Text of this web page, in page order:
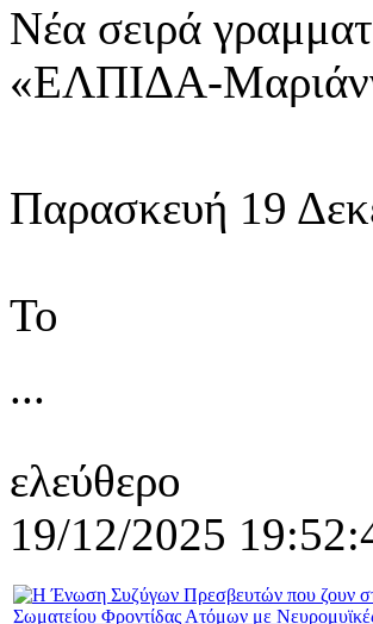
Νέα σειρά
«ΕΛΠΙΔΑ-
Παρασκευή 19
Το
...
ελεύθερο
19/12/2025